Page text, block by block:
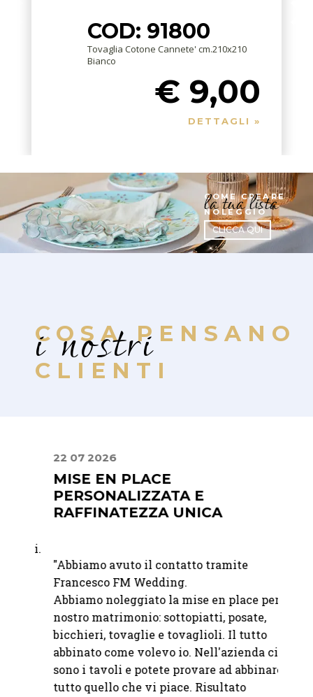
COD: 91800
Tovaglia Cotone Cannete' cm.210x210
Bianco
€ 9,00
DETTAGLI »
COME CREARE
la tua lista
NOLEGGIO
CLICCA QUI
COSA PENSANO
i nostri
CLIENTI
22 07 2026
MISE EN PLACE
PERSONALIZZATA E
RAFFINATEZZA UNICA
"Abbiamo avuto il contatto tramite
Francesco FM Wedding.
Abbiamo noleggiato la mise en place per il
nostro matrimonio: sottopiatti, posate,
bicchieri, tovaglie e tovaglioli. Il tutto
abbinato come volevo io. Nell'azienda ci
sono i tavoli e potete provare ad abbinare
tutto quello che vi piace. Risultato